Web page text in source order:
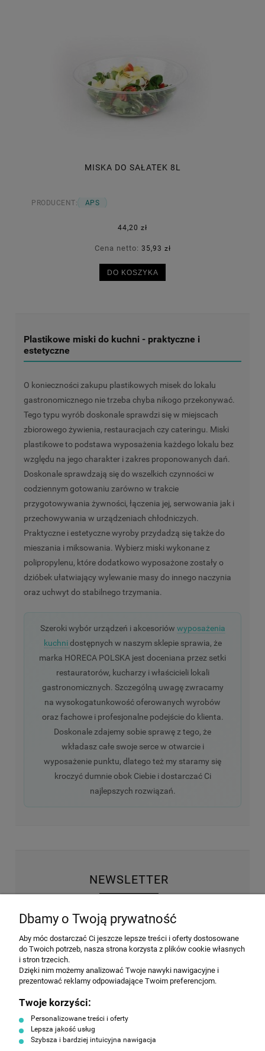
MISKA DO SAŁATEK 8L
PRODUCENT: APS
44,20 zł
Cena netto: 35,93 zł
DO KOSZYKA
Plastikowe miski do kuchni - praktyczne i
estetyczne
O konieczności zakupu plastikowych misek do lokalu
gastronomicznego nie trzeba chyba nikogo przekonywać.
Tego typu wyrób doskonale sprawdzi się w miejscach
zbiorowego żywienia, restauracjach czy cateringu. Miski
plastikowe to podstawa wyposażenia każdego lokalu bez
względu na jego charakter i zakres proponowanych dań.
Doskonale sprawdzają się do wszelkich czynności w
codziennym gotowaniu zarówno w trakcie
przygotowywania żywności, łączenia jej, serwowania jak i
przechowywania w urządzeniach chłodniczych.
Praktyczne i estetyczne wyroby przydadzą się także do
mieszania i miksowania. Wybierz miski wykonane z
polipropylenu, które dodatkowo wyposażone zostały o
dzióbek ułatwiający wylewanie masy do innego naczynia
oraz uchwyt do stabilnego trzymania.
Szeroki wybór urządzeń i akcesoriów wyposażenia
kuchnidostępnych w naszym sklepie sprawia, że
marka HORECA POLSKA jest doceniana przez setki
restauratorów, kucharzy i właścicieli lokali
gastronomicznych. Szczególną uwagę zwracamy
na wysokogatunkowość oferowanych wyrobów
oraz fachowe i profesjonalne podejście do klienta.
Doskonale zdajemy sobie sprawę z tego, że
wkładasz całe swoje serce w otwarcie i
wyposażenie punktu, dlatego też my staramy się
kroczyć dumnie obok Ciebie i dostarczać Ci
najlepszych rozwiązań.
NEWSLETTER
Wyrażam zgodę na przesyłanie informacji
handlowej na poniższy adres email. Więcej w
Polityce prywatności.
Dbamy o Twoją prywatność
Aby móc dostarczać Ci jeszcze lepsze treści i oferty dostosowane
do Twoich potrzeb, nasza strona korzysta z plików cookie własnych
i stron trzecich.
Dzięki nim możemy analizować Twoje nawyki nawigacyjne i
prezentować reklamy odpowiadające Twoim preferencjom.
Twoje korzyści:
Personalizowane treści i oferty
Lepsza jakość usług
Szybsza i bardziej intuicyjna nawigacja